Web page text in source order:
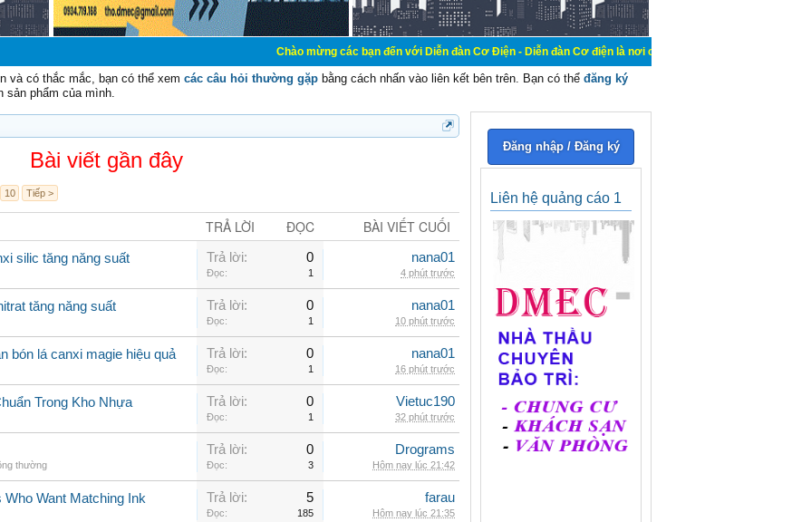
Chào mừng các bạn đến với Diễn đàn Cơ Điện - Diễn đàn Cơ điện là nơi chia sẽ kiến thức kinh nghiệm trong lãnh
và có thắc mắc, bạn có thể xem các câu hỏi thường gặp bằng cách nhấn vào liên kết bên trên. Bạn có thể đăng ký
sản phẩm của mình.
Bài viết gần đây
10 Tiếp >
TRẢ LỜI ĐỌC BÀI VIẾT CUỐI
silic tăng năng suất Trả lời: 0
Đọc: 1
nana01
4 phút trước
tăng năng suất Trả lời: 0
Đọc: 1
nana01
10 phút trước
bón lá canxi magie hiệu quả Trả lời: 0
Đọc: 1
nana01
16 phút trước
Trong Kho Nhựa Trả lời: 0
Đọc: 1
Vietuc190
32 phút trước
thường
Trả lời: 0
Đọc: 3
Drograms
Hôm nay lúc 21:42
Want Matching Ink Trả lời: 5
Đọc: 185
farau
Hôm nay lúc 21:35
Đăng nhập / Đăng ký
Liên hệ quảng cáo 1